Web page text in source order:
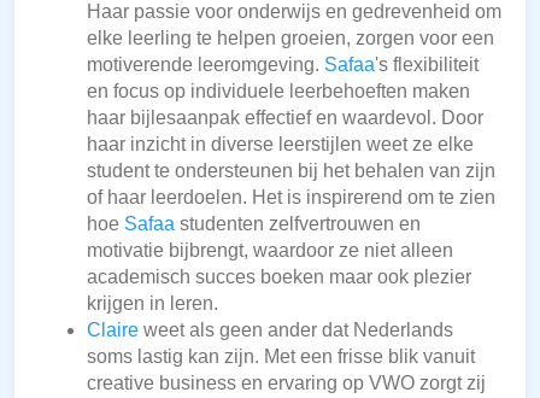
Haar passie voor onderwijs en gedrevenheid om
elke leerling te helpen groeien, zorgen voor een
motiverende leeromgeving. Safaa's flexibiliteit
en focus op individuele leerbehoeften maken
haar bijlesaanpak effectief en waardevol. Door
haar inzicht in diverse leerstijlen weet ze elke
student te ondersteunen bij het behalen van zijn
of haar leerdoelen. Het is inspirerend om te zien
hoe Safaa studenten zelfvertrouwen en
motivatie bijbrengt, waardoor ze niet alleen
academisch succes boeken maar ook plezier
krijgen in leren.
Claire weet als geen ander dat Nederlands
soms lastig kan zijn. Met een frisse blik vanuit
creative business en ervaring op VWO zorgt zij